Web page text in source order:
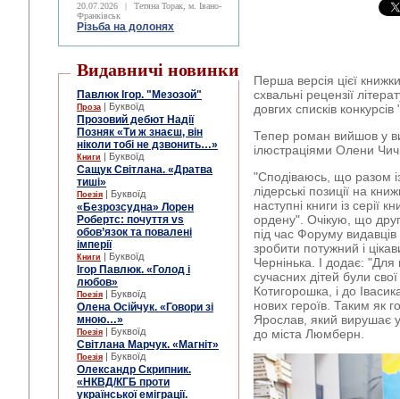
20.07.2026 |
Тетяна Торак, м. Івано-
Франківськ
Різьба на долонях
Видавничі новинки
Павлюк Ігор. "Мезозой"
Проза | Буквоїд
Прозовий дебют Надії
Позняк «Ти ж знаєш, він
ніколи тобі не дзвонить…»
Книги | Буквоїд
Сащук Світлана. «Дратва
тиші»
Поезія | Буквоїд
«Безрозсудна» Лорен
Робертс: почуття vs
обов’язок та повалені
імперії
Книги | Буквоїд
Ігор Павлюк. «Голод і
любов»
Поезія | Буквоїд
Олена Осійчук. «Говори зі
мною…»
Поезія | Буквоїд
Світлана Марчук. «Магніт»
Поезія | Буквоїд
Олександр Скрипник.
«НКВД/КГБ проти
української еміграції.
Перша версія цієї
схвальні рецензії
довгих списків
Тепер роман вийшов у
ілюстраціями Олени
"Сподіваюсь, що разом
лідерські позиції на
наступні книги із серії
ордену". Очікую, що
під час Форуму
зробити потужний і
Чернінька. І додає:
сучасних дітей були
Котигорошка, і до
нових героїв. Таким як
Ярослав, який вирушає
до міста Люмберн.